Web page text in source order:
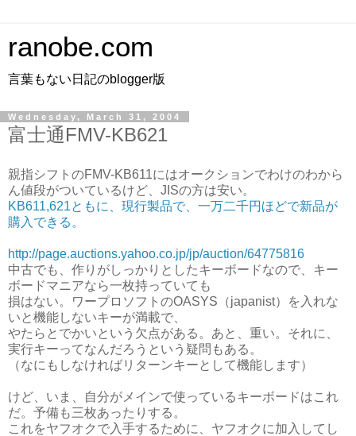
ranobe.com
言葉もない日記のblogger版
Wednesday, March 31, 2004
富士通FMV-KB621
親指シフトのFMV-KB611にはオークションでわけのわから
ん値段がついているけど、JISの方は安い。
KB611,621ともに、現行製品で、一万二千円ほどで新品が
購入できる。
http://page.auctions.yahoo.co.jp/jp/auction/64775816
中古でも、作りがしっかりとしたキーボードなので、キー
ボードマニアなら一枚持っていても
損はない。ワープロソフトのOASYS（japanist）を入れな
いと機能しないキーが満載で、
やたらとでかいという欠点がある。あと、重い。それに、
実行キーってなんだろうという疑問もある。
（なにもしなければリターンキーとして機能します）
けど、いま、自分がメインで使っているキーボードはこれ
だ。予備も三枚あったりする。
これをヤフオクで入手するために、ヤフオクに加入してし